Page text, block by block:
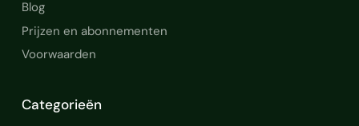
Blog
Prijzen en abonnementen
Voorwaarden
Categorieën